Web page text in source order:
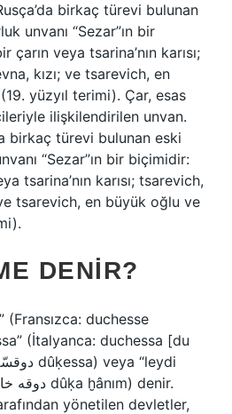
birkaç türevi bulunan
unvanı “Sezar”ın bir
çarın veya tsarina’nın karısı;
kızı; ve tsarevich, en
yüzyıl terimi). Çar, esas
ilişkilendirilen unvan.
birkaç türevi bulunan eski
“Sezar”ın bir biçimidir:
tsarina’nın karısı; tsarevich,
tsarevich, en büyük oğlu ve
DENIR?
(Fransızca: duchesse
(İtalyanca: duchessa [du
yönetilen devletler,